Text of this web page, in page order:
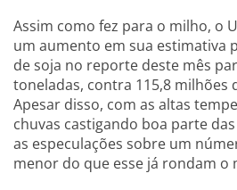
Assim como fez para o milho, o
um aumento em sua estimativa
de soja no reporte deste mês
toneladas, contra 115,8 milhões
Apesar disso, com as altas
chuvas castigando boa parte
as especulações sobre um
menor do que esse já rondam o